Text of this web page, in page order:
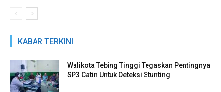
KABAR TERKINI
Walikota Tebing Tinggi Tegaskan Pentingnya
SP3 Catin Untuk Deteksi Stunting